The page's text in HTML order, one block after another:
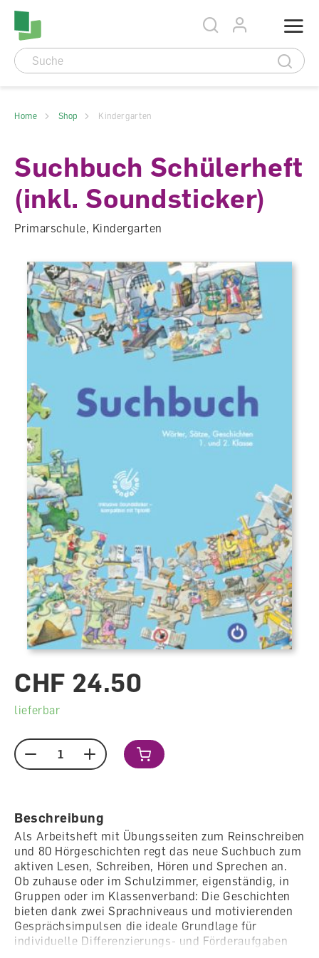
Accesskey Navigation
Seitenanfang
Direkt
Hauptnavigation
Direkt
zum
Hauptinhalt
Direkt
zum
Direkt
Home Shop Kindergarten
Suchbuch Schülerheft
(inkl. Soundsticker)
Primarschule, Kindergarten
CHF 24.50
lieferbar
Menge
Beschreibung
Als Arbeitsheft mit Übungsseiten zum Reinschreiben
und 80 Hörgeschichten regt das neue Suchbuch zum
aktiven Lesen, Schreiben, Hören und Sprechen an.
Ob zuhause oder im Schulzimmer, eigenständig, in
Gruppen oder im Klassenverband: Die Geschichten
bieten dank zwei Sprachniveaus und motivierenden
Gesprächsimpulsen die ideale Grundlage für
individuelle Differenzierungs- und Förderaufgaben